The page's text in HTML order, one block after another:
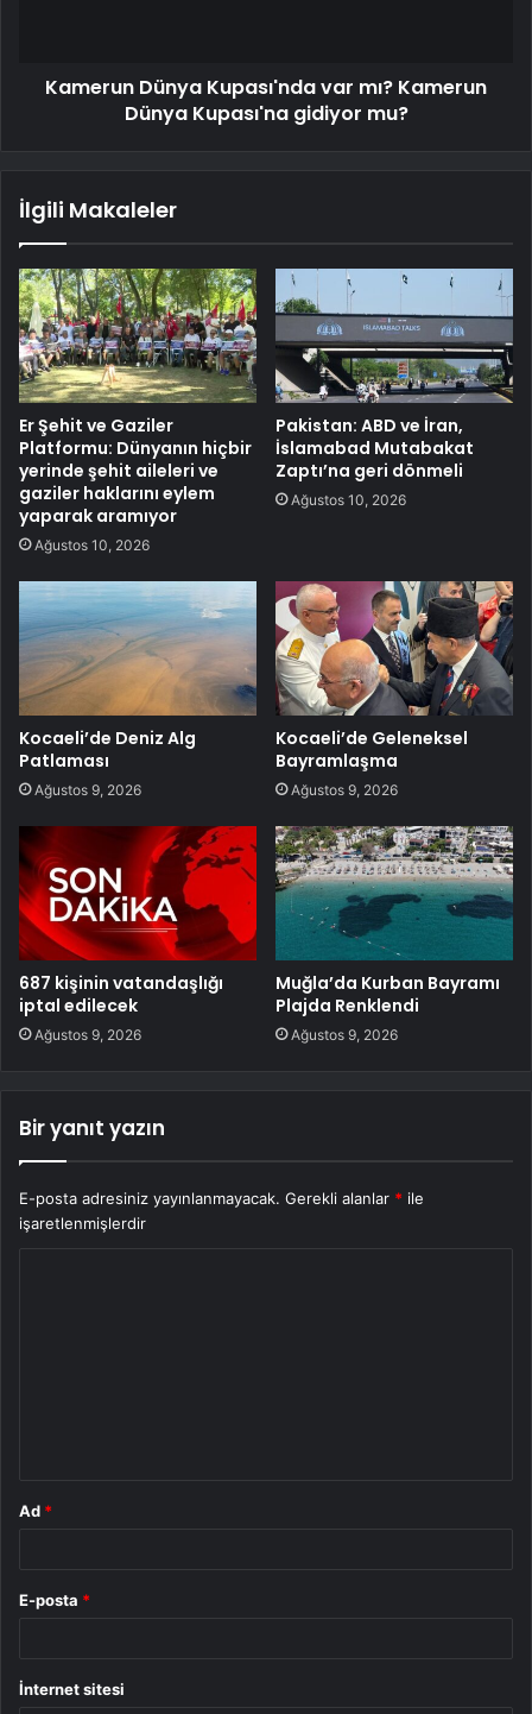
Kamerun Dünya Kupası'nda var mı? Kamerun
Dünya Kupası'na gidiyor mu?
İlgili Makaleler
Er Şehit ve Gaziler
Platformu: Dünyanın hiçbir
yerinde şehit aileleri ve
gaziler haklarını eylem
yaparak aramıyor
Ağustos 10, 2026
Pakistan: ABD ve İran,
İslamabad Mutabakat
Zaptı’na geri dönmeli
Ağustos 10, 2026
Kocaeli’de Deniz Alg
Patlaması
Ağustos 9, 2026
Kocaeli’de Geleneksel
Bayramlaşma
Ağustos 9, 2026
687 kişinin vatandaşlığı
iptal edilecek
Ağustos 9, 2026
Muğla’da Kurban Bayramı
Plajda Renklendi
Ağustos 9, 2026
Bir yanıt yazın
E-posta adresiniz yayınlanmayacak. Gerekli alanlar * ile
işaretlenmişlerdir
Ad *
E-posta *
İnternet sitesi